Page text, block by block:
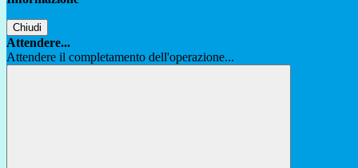
Chiudi
Attendere...
Attendere il completamento dell'operazione...